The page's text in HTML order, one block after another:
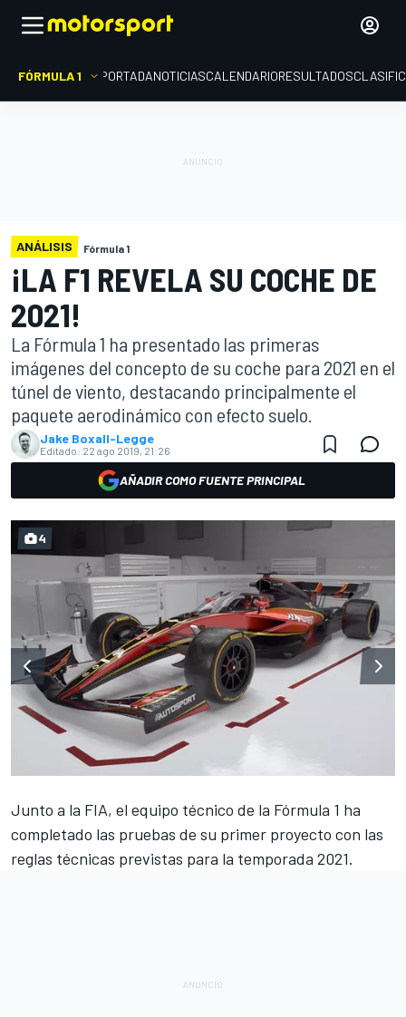
FÓRMULA 1 PORTADANOTICIASCALENDARIORESULTADOS
ANÁLISIS Fórmula 1
¡LA F1 REVELA SU COCHE DE
2021!
La Fórmula 1 ha presentado las primeras
imágenes del concepto de su coche para 2021 en el
túnel de viento, destacando principalmente el
paquete aerodinámico con efecto suelo.
Jake Boxall-Legge
Editado: 22 ago 2019, 21:26
AÑADIR COMO FUENTE PRINCIPAL
4
Junto a la FIA, el equipo técnico de la Fórmula 1 ha
completado las pruebas de su primer proyecto con las
reglas técnicas previstas para la temporada 2021.